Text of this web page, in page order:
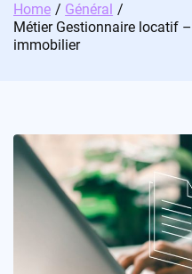
Home
Général
Métier Gestionnaire locatif
immobilier